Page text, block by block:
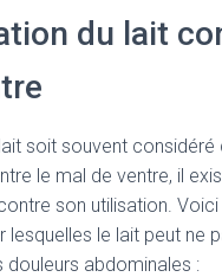
du lait
soit souvent
le mal de ventre, il
son utilisation.
lesquelles le lait peut ne
douleurs abdominales :